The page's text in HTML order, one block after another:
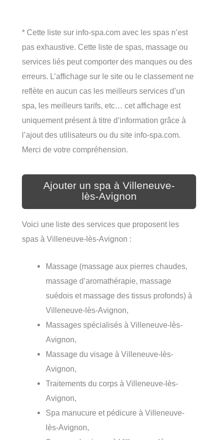
* Cette liste sur info-spa.com avec les spas n’est
pas exhaustive. Cette liste de spas, massage ou
services liés peut comporter des manques ou des
erreurs. L’affichage sur le site ou le classement ne
reflète en aucun cas les meilleurs services d’un
spa, les meilleurs tarifs, etc… cet affichage est
uniquement présent à titre d’information grâce à
l’ajout des utilisateurs ou du site info-spa.com.
Merci de votre compréhension.
Ajouter un spa à Villeneuve-
lès-Avignon
Voici une liste des services que proposent les
spas à Villeneuve-lès-Avignon :
Massage (massage aux pierres chaudes,
massage d’aromathérapie, massage
suédois et massage des tissus profonds) à
Villeneuve-lès-Avignon,
Massages spécialisés à Villeneuve-lès-
Avignon,
Massage du visage à Villeneuve-lès-
Avignon,
Traitements du corps à Villeneuve-lès-
Avignon,
Spa manucure et pédicure à Villeneuve-
lès-Avignon,